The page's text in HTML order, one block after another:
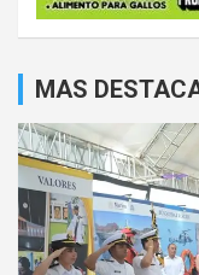
MAS